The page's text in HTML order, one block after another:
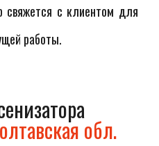
свяжется с клиентом для
работы.
обл.